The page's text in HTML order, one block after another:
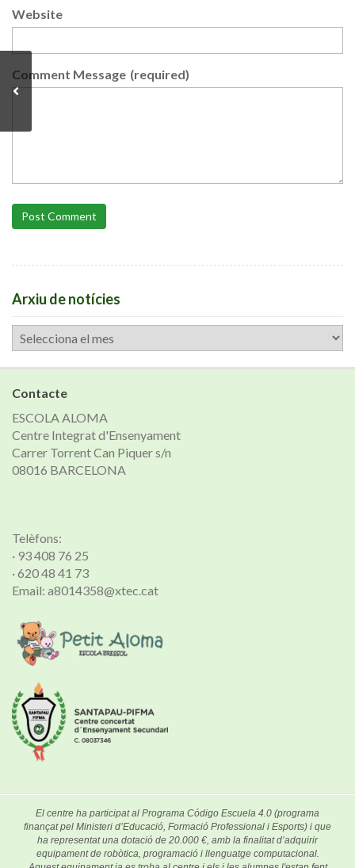
Website
Comment Message (required)
Post Comment
Arxiu de notícies
Arxiu
de
notícies
Contacte
ESCOLA ALOMA
Centre Integrat d'Ensenyament
Carrer Torrent Can Piquer s/n
08016 BARCELONA
Telèfons:
· 93 408 76 25
· 620 48 41 73
Email: a8014358@xtec.cat
El centre ha participat al Programa Código Escuela 4.0 (programa
finançat pel Ministeri d’Educació, Formació Professional i Esports) i que
ha representat una dotació de 20.000 €, amb la finalitat d’adquirir
equipament de robòtica, programació i llenguatge computacional.